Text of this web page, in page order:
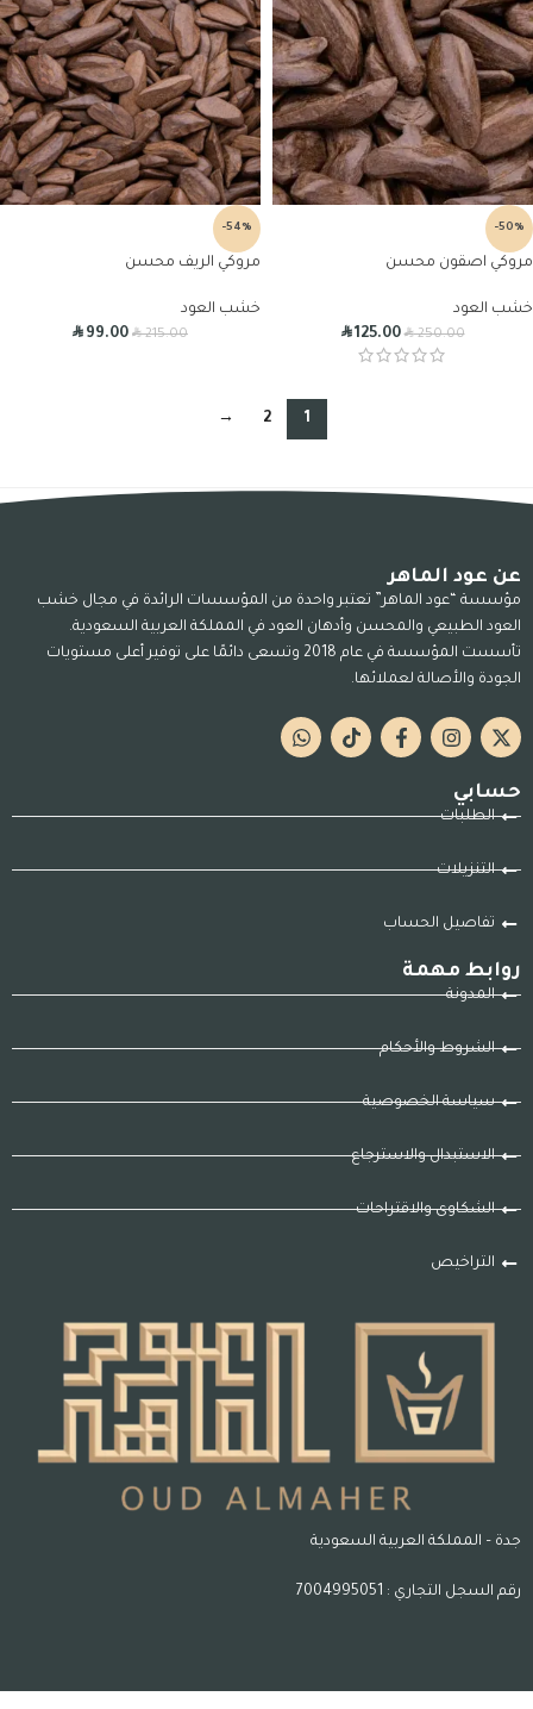
-50%
مروكي اصقون محسن
خشب العود
R250.00
R125.00
-54%
مروكي الريف محسن
خشب العود
R215.00
R99.00
1
2
→
عن عود الماهر
مؤسسة “عود الماهر” تعتبر واحدة من المؤسسات الرائدة في مجال خشب
العود الطبيعي والمحسن وأدهان العود في المملكة العربية السعودية.
تأسست المؤسسة في عام 2018 وتسعى دائمًا على توفير أعلى مستويات
الجودة والأصالة لعملائها.
حسابي
الطلبات
التنزيلات
تفاصيل الحساب
روابط مهمة
المدونة
الشروط والأحكام
سياسة الخصوصية
الاستبدال والاسترجاع
الشكاوى والاقتراحات
التراخيص
جدة – المملكة العربية السعودية
رقم السجل التجاري : 7004995051